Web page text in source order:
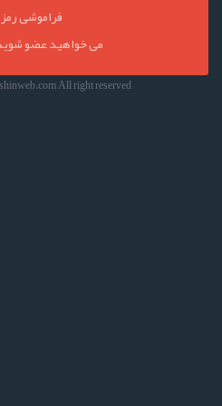
فراموشی
می خواهید عضو
All right reserved